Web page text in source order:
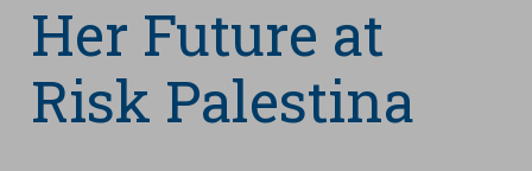
PARTECIPA
Contatti
Cookie strettamente necessari
Her Future at
Risk Palestina